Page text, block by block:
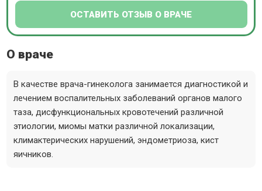
ОСТАВИТЬ ОТЗЫВ О ВРАЧЕ
О враче
В качестве врача-гинеколога занимается диагностикой и
лечением воспалительных заболеваний органов малого
таза, дисфункциональных кровотечений различной
этиологии, миомы матки различной локализации,
климактерических нарушений, эндометриоза, кист
яичников.